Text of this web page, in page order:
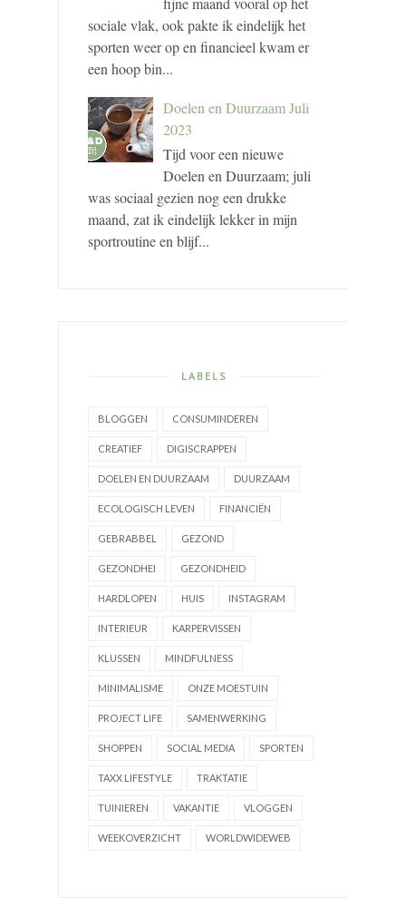
sociale vlak, ook pakte ik eindelijk het
sporten weer op en financieel kwam er
een hoop bin...
Doelen en Duurzaam Juli
2023
Tijd voor een nieuwe
Doelen en Duurzaam; juli
was sociaal gezien nog een drukke
maand, zat ik eindelijk lekker in mijn
sportroutine en blijf...
LABELS
BLOGGEN CONSUMINDEREN
CREATIEF DIGISCRAPPEN
DOELEN EN DUURZAAM DUURZAAM
ECOLOGISCH LEVEN FINANCIËN
GEBRABBEL GEZOND
GEZONDHEI GEZONDHEID
HARDLOPEN HUIS INSTAGRAM
INTERIEUR KARPERVISSEN
KLUSSEN MINDFULNESS
MINIMALISME ONZE MOESTUIN
PROJECT LIFE SAMENWERKING
SHOPPEN SOCIAL MEDIA SPORTEN
TAXX LIFESTYLE TRAKTATIE
TUINIEREN VAKANTIE VLOGGEN
WEEKOVERZICHT WORLDWIDEWEB